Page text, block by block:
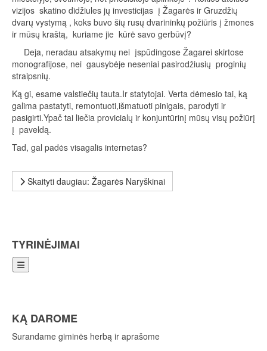
vizijos skatino didžiules jų investicijas į Žagarės ir Gruzdžių
dvarų vystymą , koks buvo šių rusų dvarininkų požiūris į žmones
ir mūsų kraštą, kuriame jie kūrė savo gerbūvį?
Deja, neradau atsakymų nei įspūdingose Žagarei skirtose
monografijose, nei gausybėje neseniai pasirodžiusių proginių
straipsnių.
Ką gi, esame valstiečių tauta.Ir statytojai. Verta dėmesio tai, ką
galima pastatyti, remontuoti,išmatuoti pinigais, parodyti ir
pasigirti.Ypač tai liečia provicialų ir konjuntūrinį mūsų visų požiūrį
į paveldą.
Tad, gal padės visagalis internetas?
Skaityti daugiau: Žagarės Naryškinai
TYRINĖJIMAI
KĄ DAROME
Surandame giminės herbą ir aprašome